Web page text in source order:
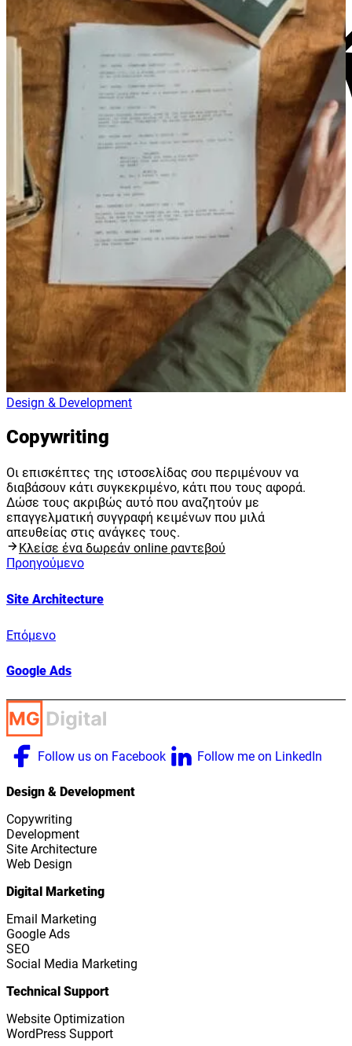
Design & Development
Copywriting
Οι επισκέπτες της ιστοσελίδας σου περιμένουν να
διαβάσουν κάτι συγκεκριμένο, κάτι που τους αφορά.
Δώσε τους ακριβώς αυτό που αναζητούν με
επαγγελματική συγγραφή κειμένων που μιλά
απευθείας στις ανάγκες τους.
Κλείσε ένα δωρεάν online ραντεβού
Προηγούμενο
Site Architecture
Επόμενο
Google Ads
Follow us on Facebook Follow me on LinkedIn
Design & Development
Copywriting
Development
Site Architecture
Web Design
Digital Marketing
Email Marketing
Google Ads
SEO
Social Media Marketing
Technical Support
Website Optimization
WordPress Support